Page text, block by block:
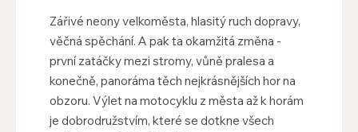
Zářivé neony velkoměsta, hlasitý ruch dopravy,
věčná spěchání. A pak ta okamžitá změna -
první zatáčky mezi stromy, vůně pralesa a
konečně, panoráma těch nejkrásnějších hor na
obzoru. Výlet na motocyklu z města až k horám
je dobrodružstvím, které se dotkne všech